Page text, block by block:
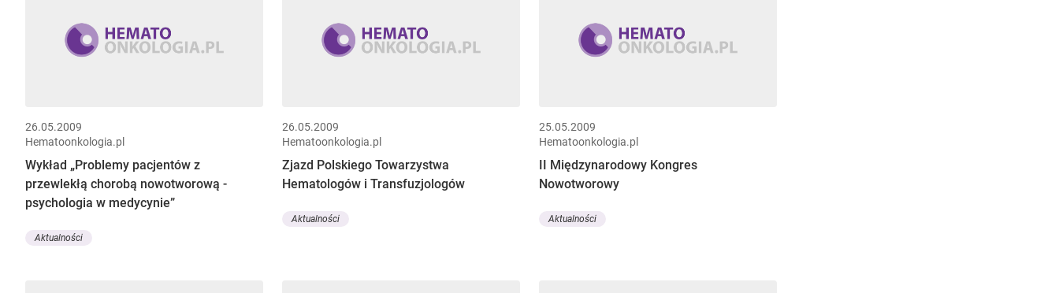
26.05.2009
Hematoonkologia.pl
Wykład „Problemy pacjentów z
przewlekłą chorobą nowotworową -
psychologia w medycynie”
Aktualności
26.05.2009
Hematoonkologia.pl
Zjazd Polskiego Towarzystwa
Hematologów i Transfuzjologów
Aktualności
25.05.2009
Hematoonkologia.pl
II Międzynarodowy Kongres
Nowotworowy
Aktualności